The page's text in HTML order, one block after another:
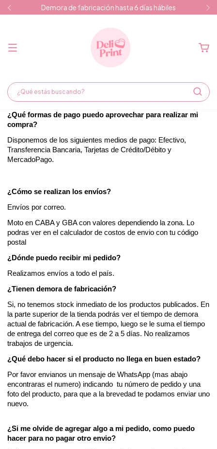
Demora de fabricación hasta 6 días hábiles
¿Qué formas de pago puedo aprovechar para realizar mi
compra?
Disponemos de los siguientes medios de pago: Efectivo,
Transferencia Bancaria, Tarjetas de Crédito/Débito y
MercadoPago.
¿Cómo se realizan los envíos?
Envíos por correo.
Moto en CABA y GBA con valores dependiendo la zona. Lo
podras ver en el calculador de costos de envio con tu código
postal
¿Dónde puedo recibir mi pedido?
Realizamos envíos a todo el país.
¿Tienen demora de fabricación?
Si, no tenemos stock inmediato de los productos publicados. En
la parte superior de la tienda podrás ver el tiempo de demora
actual de fabricación. A ese tiempo, luego se le suma el tiempo
de entrega del correo que es de 2 a 5 días. No realizamos
trabajos de urgencia.
¿Qué debo hacer si el producto no llega en buen estado?
Por favor envianos un mensaje de WhatsApp (mas abajo
encontraras el numero) indicando  tu número de pedido y una
foto del producto, para que a la brevedad te podamos enviar uno
nuevo.
¿Si me olvide de agregar algo a mi pedido, como puedo
hacer para no pagar otro envio?